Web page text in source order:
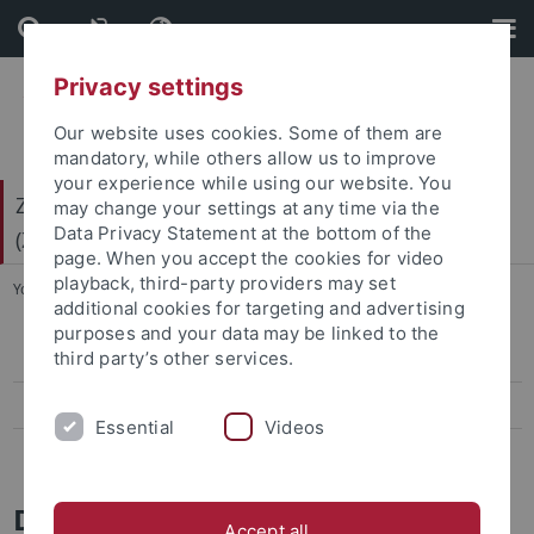
Skip
to
content
Skip
to
footer
Zentrum für Gender- und Diversitätsforschung
(ZGD)
You are here: Startseite ... Hannah Bennani
Renate Baumgartner
Dr. Hannah Bennani
Privacy settings
Our website uses cookies. Some of them are
mandatory, while others allow us to improve
your experience while using our website. You
may change your settings at any time via the
Data Privacy Statement at the bottom of the
page. When you accept the cookies for video
playback, third-party providers may set
additional cookies for targeting and advertising
purposes and your data may be linked to the
third party’s other services.
Essential Videos